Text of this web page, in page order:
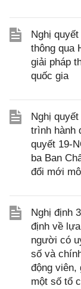
Nghị
thông qua
giải pháp
quốc gia
Nghị
trình hành
quyết 19-
ba Ban
đổi mới
Nghị định
định về
người có
số và
động viên,
một số tổ